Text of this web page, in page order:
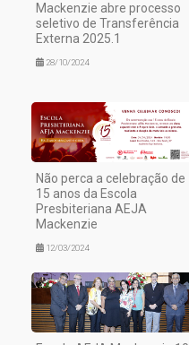
Mackenzie abre processo
seletivo de Transferência
Externa 2025.1
28/10/2024
Não perca a celebração de
15 anos da Escola
Presbiteriana AEJA
Mackenzie
12/03/2024